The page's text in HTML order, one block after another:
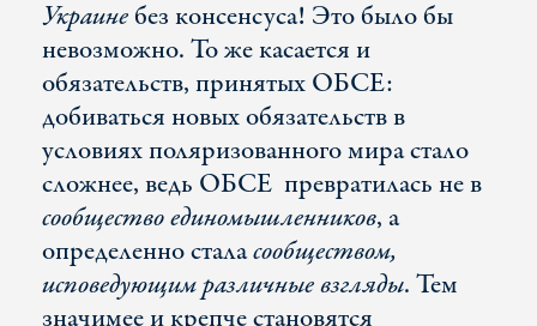
Украинебез консенсуса! Это было бы
невозможно. То же касается и
обязательств, принятых ОБСЕ:
добиваться новых обязательств в
условиях поляризованного мира стало
сложнее, ведь ОБСЕ превратилась не в
сообщество единомышленников, а
определенно сталасообществом,
исповедующим различные взгляды. Тем